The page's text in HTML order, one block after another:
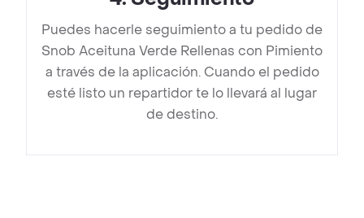
Puedes hacerle seguimiento a tu pedido de
Snob Aceituna Verde Rellenas con Pimiento
a través de la aplicación. Cuando el pedido
esté listo un repartidor te lo llevará al lugar
de destino.